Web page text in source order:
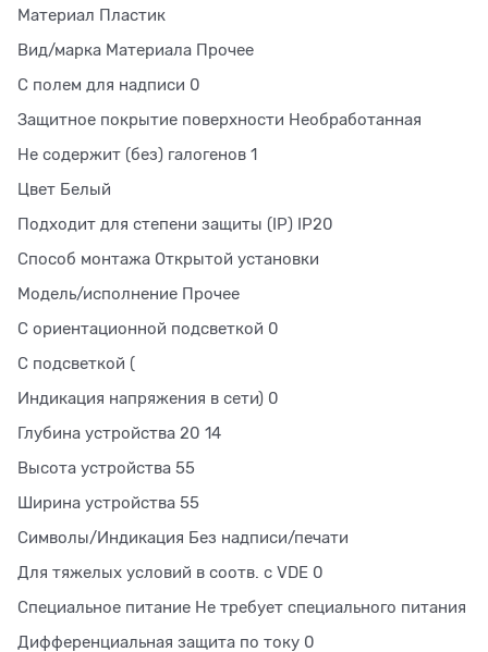
Материал Пластик
Вид/марка Материала Прочее
С полем для надписи 0
Защитное покрытие поверхности Необработанная
Не содержит (без) галогенов 1
Цвет Белый
Подходит для степени защиты (IP) IP20
Способ монтажа Открытой установки
Модель/исполнение Прочее
С ориентационной подсветкой 0
С подсветкой (
Индикация напряжения в сети) 0
Глубина устройства 20 14
Высота устройства 55
Ширина устройства 55
Символы/Индикация Без надписи/печати
Для тяжелых условий в соотв. с VDE 0
Специальное питание Не требует специального питания
Дифференциальная защита по току 0